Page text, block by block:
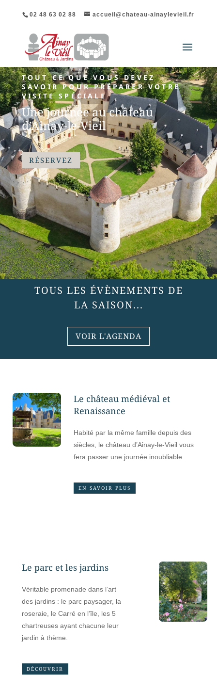
02 48 63 02 88 accueil@chateau-ainaylevieil.fr
TOUT CE QUE VOUS DEVEZ
SAVOIR POUR PRÉPARER VOTRE
VISITE SPÉCIALE
Une journée au château
d’Ainay-le-Vieil
RÉSERVEZ
TOUS LES ÉVÈNEMENTS DE
LA SAISON...
VOIR L'AGENDA
Le château médiéval et
Renaissance
Habité par la même famille depuis des
siècles, le château d’Ainay-le-Vieil vous
fera passer une journée inoubliable.
EN SAVOIR PLUS
Le parc et les jardins
Véritable promenade dans l’art
des jardins : le parc paysager, la
roseraie, le Carré en l’île, les 5
chartreuses ayant chacune leur
jardin à thème.
DÉCOUVRIR